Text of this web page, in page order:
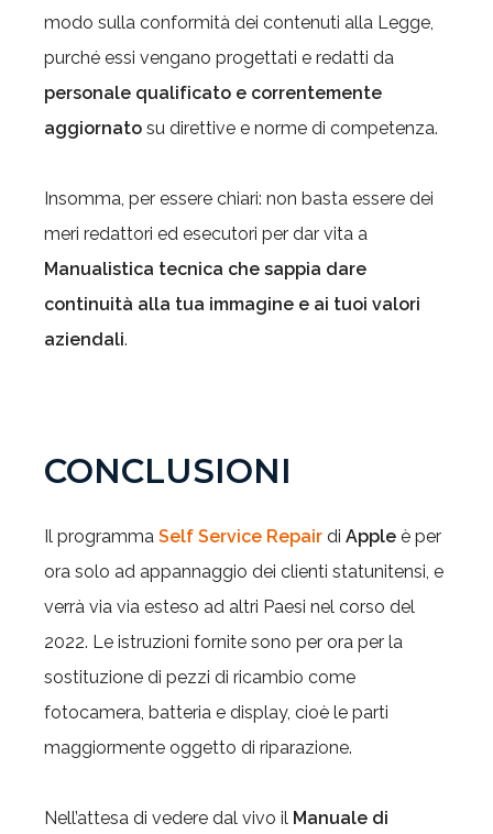
modo sulla conformità dei contenuti alla Legge,
purché essi vengano progettati e redatti da
personale qualificato e correntemente
aggiornato su direttive e norme di competenza.
Insomma, per essere chiari: non basta essere dei
meri redattori ed esecutori per dar vita a
Manualistica tecnica che sappia dare
continuità alla tua immagine e ai tuoi valori
aziendali.
CONCLUSIONI
Il programma Self Service Repair di Apple è per
ora solo ad appannaggio dei clienti statunitensi, e
verrà via via esteso ad altri Paesi nel corso del
2022. Le istruzioni fornite sono per ora per la
sostituzione di pezzi di ricambio come
fotocamera, batteria e display, cioè le parti
maggiormente oggetto di riparazione.
Nell’attesa di vedere dal vivo il Manuale di